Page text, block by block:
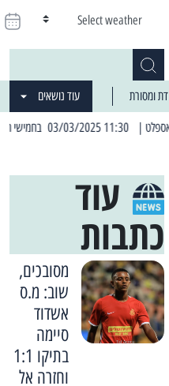
Select weather
דת ומסורת עוד נושאים
עוד
כתבות
מסובכים,
שוב: מ.ס
אשדוד
סיימה
בתיקו 1:1
וחזרה אל